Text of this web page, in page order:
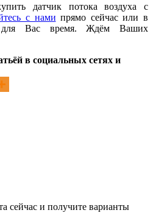
датчик потока воздуха с
с нами прямо сейчас или в
для Вас время. Ждём Ваших
в социальных сетях и
сейчас и получите варианты